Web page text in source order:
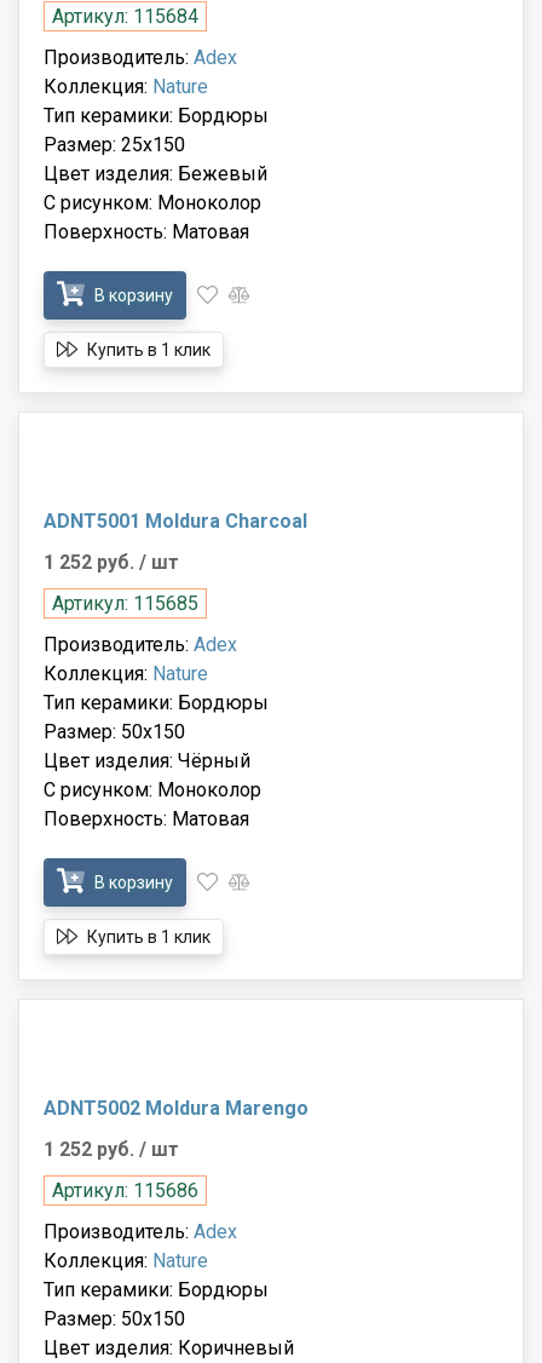
Артикул: 115684
Производитель: Adex
Коллекция: Nature
Тип керамики: Бордюры
Размер: 25x150
Цвет изделия: Бежевый
С рисунком: Моноколор
Поверхность: Матовая
В корзину
Купить в 1 клик
ADNT5001 Moldura Charcoal
1 252 руб. / шт
Артикул: 115685
Производитель: Adex
Коллекция: Nature
Тип керамики: Бордюры
Размер: 50x150
Цвет изделия: Чёрный
С рисунком: Моноколор
Поверхность: Матовая
В корзину
Купить в 1 клик
ADNT5002 Moldura Marengo
1 252 руб. / шт
Артикул: 115686
Производитель: Adex
Коллекция: Nature
Тип керамики: Бордюры
Размер: 50x150
Цвет изделия: Коричневый